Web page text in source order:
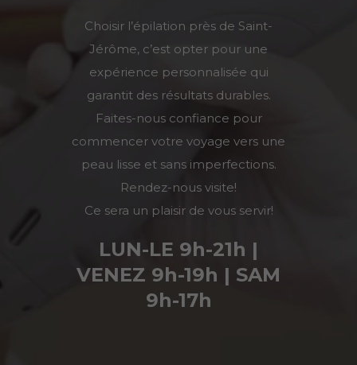
Choisir l’épilation près de Saint-
Jérôme, c’est opter pour une
expérience personnalisée qui
garantit des résultats durables.
Faites-nous confiance pour
commencer votre voyage vers une
peau lisse et sans imperfections.
Rendez-nous visite!
Ce sera un plaisir de vous servir!
LUN-LE 9h-21h |
VENEZ 9h-19h | SAM
9h-17h